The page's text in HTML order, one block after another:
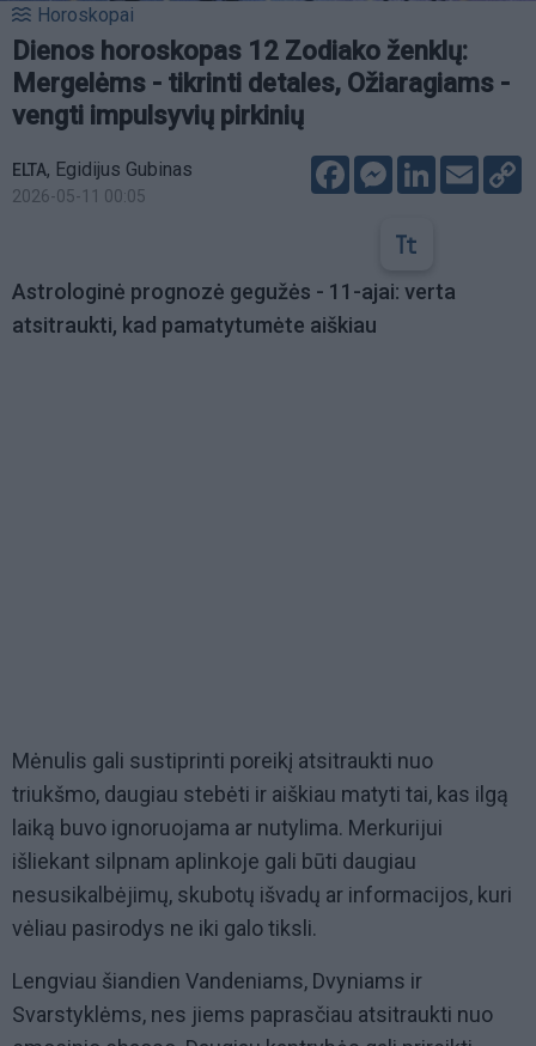
Horoskopai
Dienos horoskopas 12 Zodiako ženklų:
Mergelėms - tikrinti detales, Ožiaragiams -
vengti impulsyvių pirkinių
ELTA, Egidijus Gubinas
2026-05-11 00:05
FacebookMessenger
LinkedIn
Email
Astrologinė prognozė gegužės - 11-ajai: verta
atsitraukti, kad pamatytumėte aiškiau
Mėnulis gali sustiprinti poreikį atsitraukti nuo
triukšmo, daugiau stebėti ir aiškiau matyti tai, kas ilgą
laiką buvo ignoruojama ar nutylima. Merkurijui
išliekant silpnam aplinkoje gali būti daugiau
nesusikalbėjimų, skubotų išvadų ar informacijos, kuri
vėliau pasirodys ne iki galo tiksli.
Lengviau šiandien Vandeniams, Dvyniams ir
Svarstyklėms, nes jiems paprasčiau atsitraukti nuo